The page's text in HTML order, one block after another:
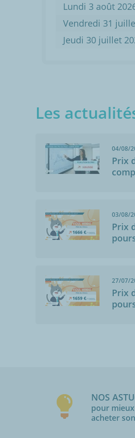
Lundi 3 août
Vendredi 31
Jeudi 30 juillet
Les
04/08/
Prix
03/08/
Prix
27/07/
Prix
NOS
pour mieux
acheter